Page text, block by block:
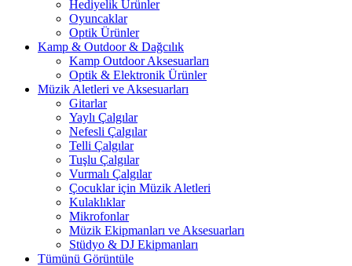
Hediyelik Ürünler
Oyuncaklar
Optik Ürünler
Kamp & Outdoor & Dağcılık
Kamp Outdoor Aksesuarları
Optik & Elektronik Ürünler
Müzik Aletleri ve Aksesuarları
Gitarlar
Yaylı Çalgılar
Nefesli Çalgılar
Telli Çalgılar
Tuşlu Çalgılar
Vurmalı Çalgılar
Çocuklar için Müzik Aletleri
Kulaklıklar
Mikrofonlar
Müzik Ekipmanları ve Aksesuarları
Stüdyo & DJ Ekipmanları
Tümünü Görüntüle